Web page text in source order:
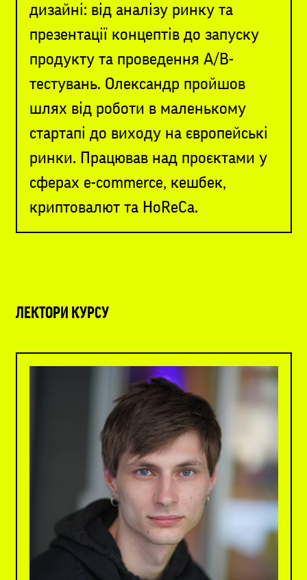
дизайні: від аналізу ринку та
презентації концептів до запуску
продукту та проведення A/B-
тестувань. Олександр пройшов
шлях від роботи в маленькому
стартапі до виходу на європейські
ринки. Працював над проєктами у
сферах e-commerce, кешбек,
криптовалют та HoReCa.
ЛЕКТОРИ КУРСУ